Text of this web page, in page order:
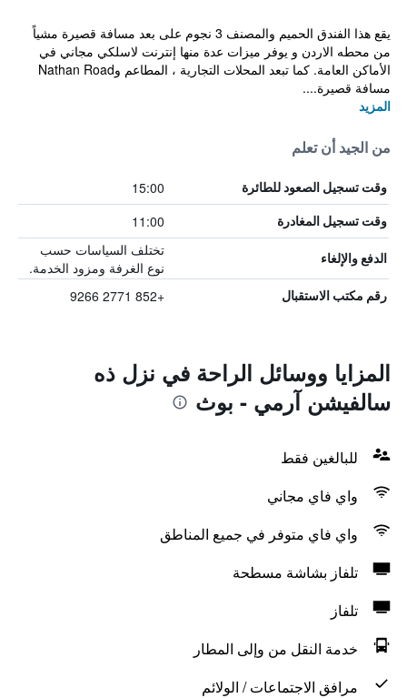
يقع هذا الفندق الحميم والمصنف 3 نجوم على بعد مسافة قصيرة مشياً
من محطه الاردن و يوفر ميزات عدة منها إنترنت لاسلكي مجاني في
الأماكن العامة. كما تبعد المحلات التجارية ، المطاعم وNathan Road
مسافة قصيرة....
المزيد
من الجيد أن تعلم
وقت تسجيل الصعود للطائرة 15:00
وقت تسجيل المغادرة 11:00
الدفع والإلغاء
تختلف السياسات حسب
نوع الغرفة ومزود الخدمة.
رقم مكتب الاستقبال +852 2771 9266
المزايا ووسائل الراحة في نزل ذه
سالفيشن آرمي - بوث
للبالغين فقط
واي فاي مجاني
واي فاي متوفر في جميع المناطق
تلفاز بشاشة مسطحة
تلفاز
خدمة النقل من وإلى المطار
مرافق الاجتماعات / الولائم